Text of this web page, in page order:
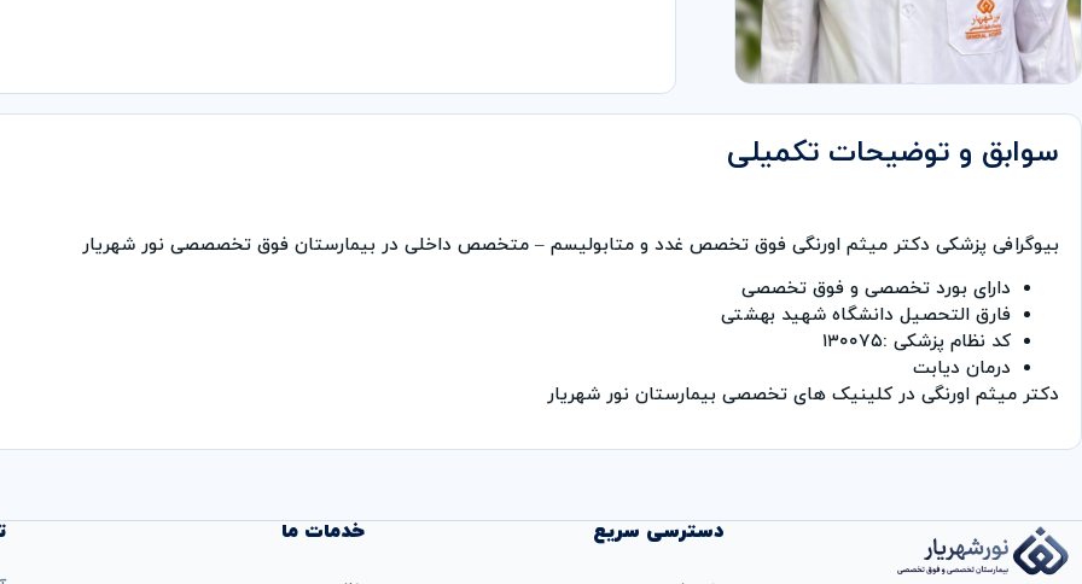
سوابق و توضیحات تکمیلی
بیوگرافی پزشکی دکتر میثم اورنگی فوق تخصص غدد و متابولیسم – متخصص داخلی در بیمارستان فوق تخصصصی نور شهریار
دارای بورد تخصصی و فوق تخصصی
فارق التحصیل دانشگاه شهید بهشتی
کد نظام پزشکی :۱۳۰۰۷۵
درمان دیابت
دکتر میثم اورنگی در کلینیک های تخصصی بیمارستان نور شهریار
دسترسی سریع خدمات ما